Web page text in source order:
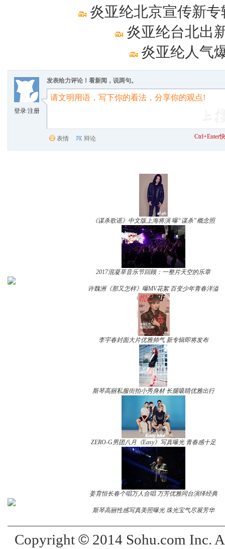
炎亚纶北京宣传新
炎亚纶台北出
炎亚纶人气
登录/注册
发表给力评论！看新闻，说两句。
表情 辩论 Ctrl+Enter
《谋杀歌谣》中文版上海将演 曝“谋杀”概念照
2017混凝草音乐节回顾：一整片天空的乐章
许魏洲《那又怎样》曝MV花絮 百变少年青春洋溢
李宇春封面大片优雅帅气 新专辑即将发布
斯琴高丽私服街拍小秀身材 长腿吸睛优雅出行
ZERO-G男团八月《Easy》写真曝光 青春感十足
姜育恒长春个唱万人合唱 万芳优雅同台演绎经典
斯琴高丽性感写真美照曝光 珠光宝气尽展芳华
Copyright ©2014 Sohu.com Inc.